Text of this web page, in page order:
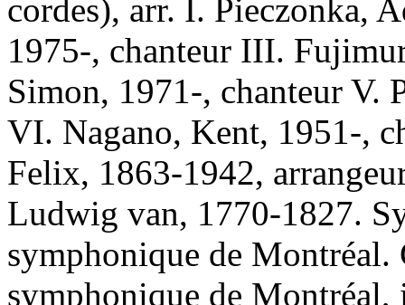
cordes), arr. I. Pieczonka,
1975-, chanteur III.
Simon, 1971-, chanteur V.
VI. Nagano, Kent, 1951-,
Felix, 1863-1942,
Ludwig van, 1770-1827.
symphonique de
symphonique de